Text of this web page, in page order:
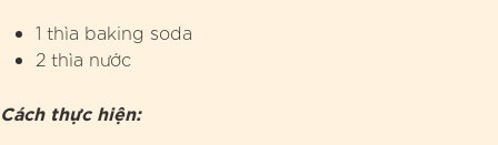
1 thìa baking soda
2 thìa nước
Cách thực hiện: